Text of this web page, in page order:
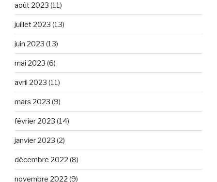
août 2023 (11)
juillet 2023 (13)
juin 2023 (13)
mai 2023 (6)
avril 2023 (11)
mars 2023 (9)
février 2023 (14)
janvier 2023 (2)
décembre 2022 (8)
novembre 2022 (9)